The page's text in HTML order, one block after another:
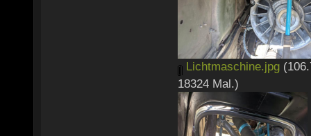
Lichtmaschine.jpg
18324 Mal.)